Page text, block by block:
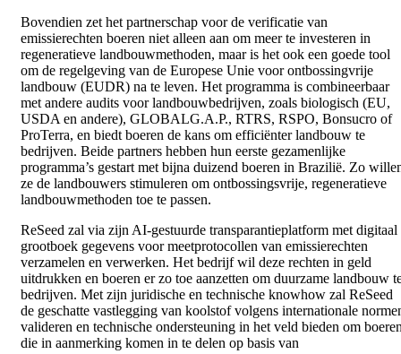
Bovendien zet het partnerschap voor de verificatie van
emissierechten boeren niet alleen aan om meer te investeren in
regeneratieve landbouwmethoden, maar is het ook een goede tool
om de regelgeving van de Europese Unie voor ontbossingvrije
landbouw (EUDR) na te leven. Het programma is combineerbaar
met andere audits voor landbouwbedrijven, zoals biologisch (EU,
USDA en andere), GLOBALG.A.P., RTRS, RSPO, Bonsucro of
ProTerra, en biedt boeren de kans om efficiënter landbouw te
bedrijven. Beide partners hebben hun eerste gezamenlijke
programma’s gestart met bijna duizend boeren in Brazilië. Zo
ze de landbouwers stimuleren om ontbossingsvrije, regeneratieve
landbouwmethoden toe te passen.
ReSeed zal via zijn AI-gestuurde transparantieplatform met digitaal
grootboek gegevens voor meetprotocollen van emissierechten
verzamelen en verwerken. Het bedrijf wil deze rechten in geld
uitdrukken en boeren er zo toe aanzetten om duurzame landbouw
bedrijven. Met zijn juridische en technische knowhow zal ReSeed
de geschatte vastlegging van koolstof volgens internationale
valideren en technische ondersteuning in het veld bieden om
die in aanmerking komen in te delen op basis van